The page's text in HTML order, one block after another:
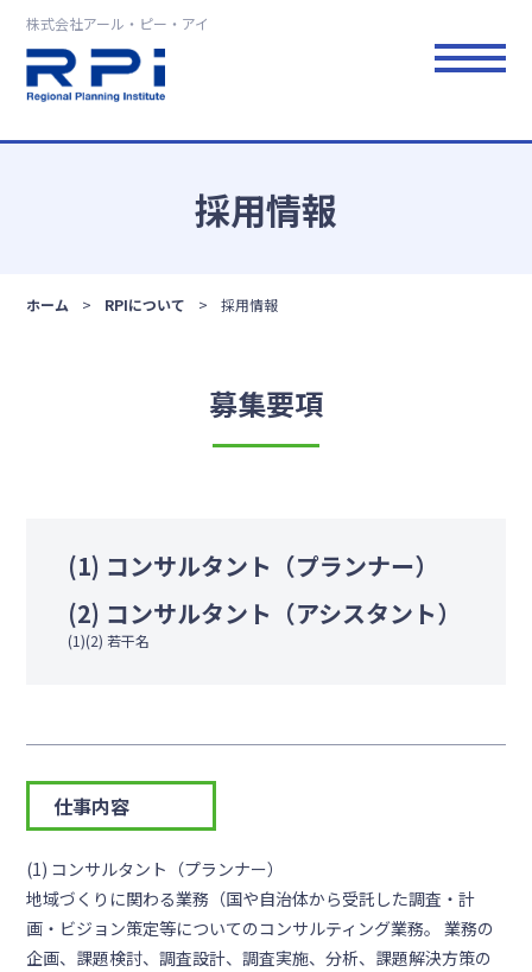
株式会社アール・ピー・アイ
採用情報
ホーム RPIについて 採用情報
募集要項
(1) コンサルタント（プランナー）
(2) コンサルタント（アシスタント）
(1)(2) 若干名
仕事内容
(1) コンサルタント（プランナー）
地域づくりに関わる業務（国や自治体から受託した調査・計
画・ビジョン策定等についてのコンサルティング業務。 業務の
企画、課題検討、調査設計、調査実施、分析、課題解決方策の